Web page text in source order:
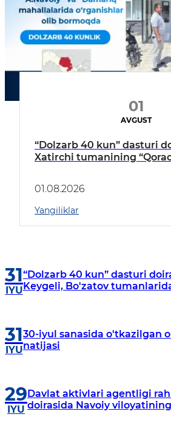
01
AVGUST
“Dolzarb 40 kun” dasturi
Xatirchi tumanining
borildi
01.08.2026
Yangiliklar
31
IYU
“Dolzarb 40 kun” dasturi
Keygeli, Bo'zatov
31
IYU
30-iyul sanasida o'tkazilgan
natijasi
29
IYU
Davlat aktivlari agentligi
doirasida Navoiy